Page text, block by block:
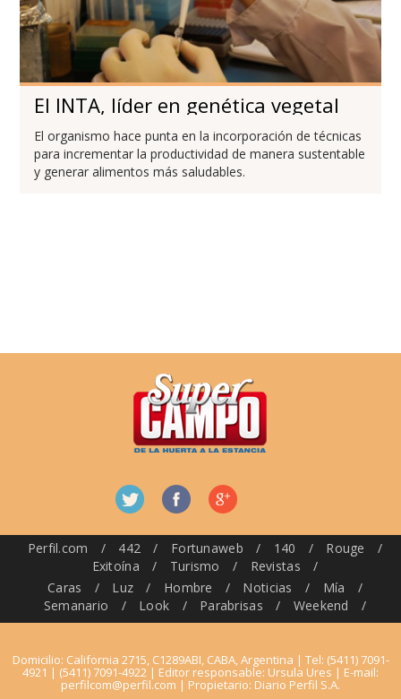
El INTA, líder en genética vegetal
El organismo hace punta en la incorporación de técnicas
para incrementar la productividad de manera sustentable
y generar alimentos más saludables.
Perfil.com / 442 / Fortunaweb / 140 / Rouge
/
Exitoína
/ Turismo / Revistas
/
Caras
/ Luz / Hombre / Noticias / Mía
/
Semanario
/ Look / Parabrisas / Weekend /
Domicilio: California 2715, C1289ABI, CABA, Argentina | Tel: (5411) 7091-
4921 | (5411) 7091-4922 | Editor responsable: Ursula Ures | E-mail:
perfilcom@perfil.com | Propietario: Diario Perfil S.A.